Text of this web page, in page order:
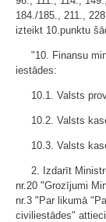
184./185., 211.,
izteikt 10.punktu
"10. Finansu
iestādes:
10.1. Valsts
10.2. Valsts
10.3. Valsts
2. Izdarīt
nr.20 "Grozījumi
nr.3 "Par likumā
civiliestādes"